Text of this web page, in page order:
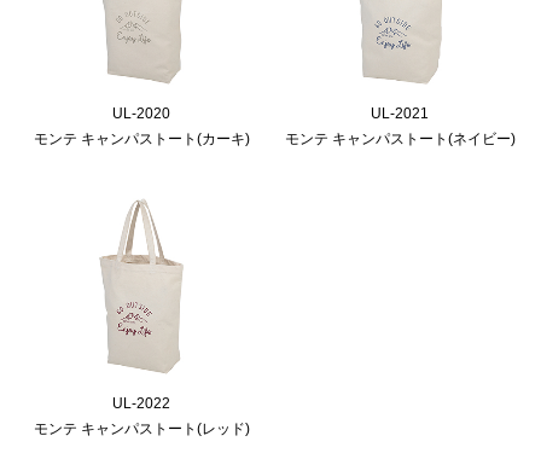
UL-2020
モンテ キャンパストート(カーキ)
UL-2021
モンテ キャンパストート(ネイビー)
UL-2022
モンテ キャンパストート(レッド)